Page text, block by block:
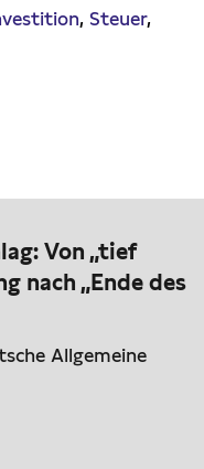
Steuer
Von „tief
nach „Ende des
Allgemeine